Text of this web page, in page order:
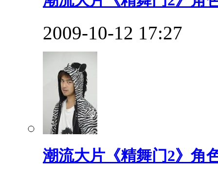
2009-10-12 17:27
潮流大片《精舞门2》角